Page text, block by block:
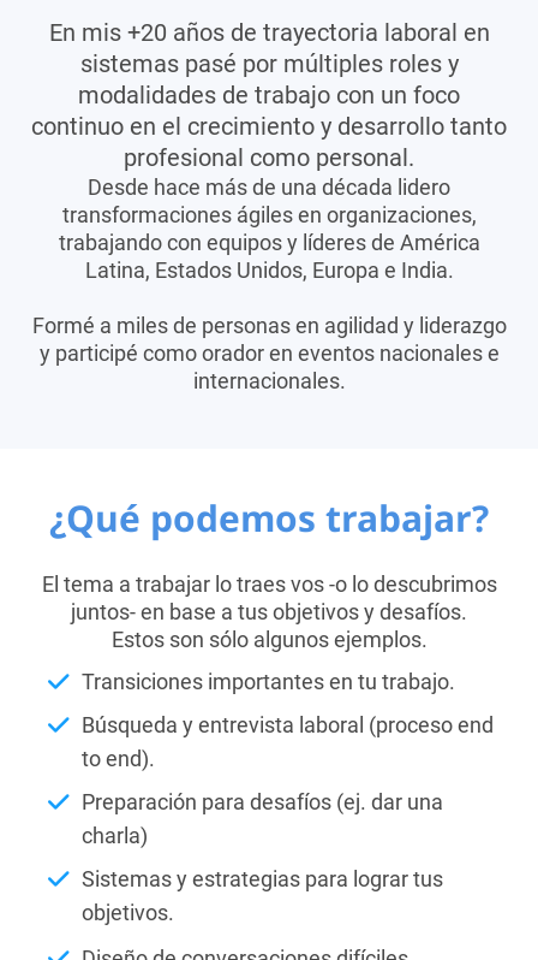
En mis +20 años de trayectoria laboral en
sistemas pasé por múltiples roles y
modalidades de trabajo con un foco
continuo en el crecimiento y desarrollo tanto
profesional como personal.
Desde hace más de una década lidero
transformaciones ágiles en organizaciones,
trabajando con equipos y líderes de América
Latina, Estados Unidos, Europa e India.
Formé a miles de personas en agilidad y liderazgo
y participé como orador en eventos nacionales e
internacionales.
¿Qué podemos trabajar?
El tema a trabajar lo traes vos -o lo descubrimos
juntos- en base a tus objetivos y desafíos.
Estos son sólo algunos ejemplos.
Transiciones importantes en tu trabajo.
Búsqueda y entrevista laboral (proceso end
to end).
Preparación para desafíos (ej. dar una
charla)
Sistemas y estrategias para lograr tus
objetivos.